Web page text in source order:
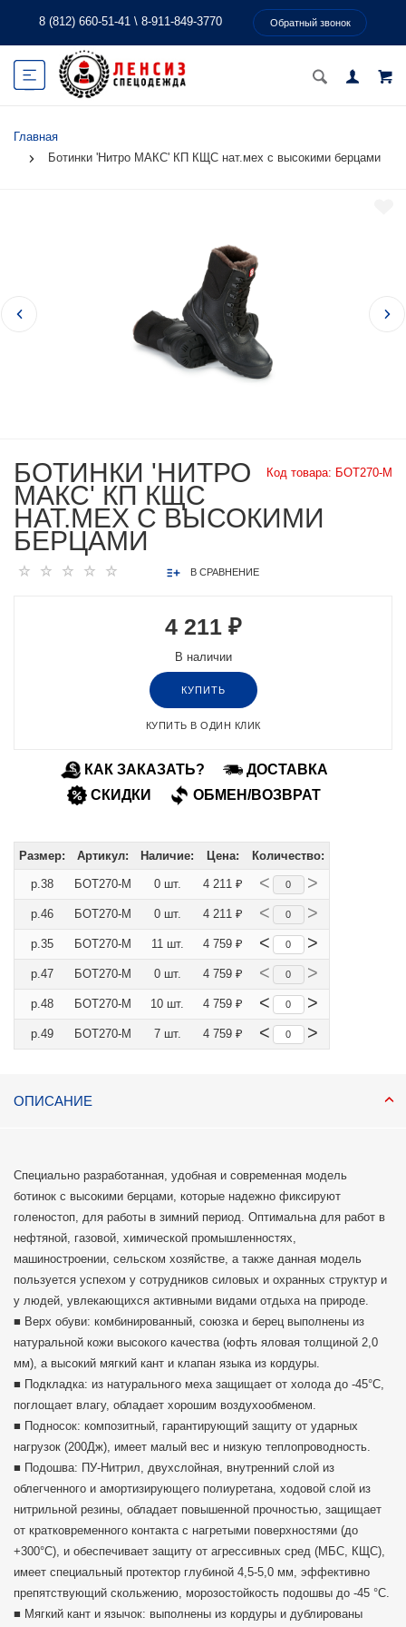
8 (812) 660-51-41 \ 8-911-849-3770 Обратный звонок
Главная
Ботинки 'Нитро МАКС' КП КЩС нат.мех с высокими берцами
Код товара: БОТ270-М
БОТИНКИ 'НИТРО
МАКС' КП КЩС
НАТ.МЕХ С ВЫСОКИМИ
БЕРЦАМИ
В СРАВНЕНИЕ
4 211 ₽
В наличии
КУПИТЬ
КУПИТЬ В ОДИН КЛИК
КАК ЗАКАЗАТЬ?
ДОСТАВКА
СКИДКИ
ОБМЕН/ВОЗВРАТ
Размер: Артикул: Наличие: Цена: Количество:
р.38 БОТ270-М 0 шт. 4 211 ₽ < >
р.46 БОТ270-М 0 шт. 4 211 ₽ < >
р.35 БОТ270-М 11 шт. 4 759 ₽ < >
р.47 БОТ270-М 0 шт. 4 759 ₽ < >
р.48 БОТ270-М 10 шт. 4 759 ₽ < >
р.49 БОТ270-М 7 шт. 4 759 ₽ < >
ОПИСАНИЕ
Специально разработанная, удобная и современная модель
ботинок с высокими берцами, которые надежно фиксируют
голеностоп, для работы в зимний период. Оптимальна для работ в
нефтяной, газовой, химической промышленностях,
машиностроении, сельском хозяйстве, а также данная модель
пользуется успехом у сотрудников силовых и охранных структур и
у людей, увлекающихся активными видами отдыха на природе.
■ Верх обуви: комбинированный, союзка и берец выполнены из
натуральной кожи высокого качества (юфть яловая толщиной 2,0
мм), а высокий мягкий кант и клапан языка из кордуры.
■ Подкладка: из натурального меха защищает от холода до -45°С,
поглощает влагу, обладает хорошим воздухообменом.
■ Подносок: композитный, гарантирующий защиту от ударных
нагрузок (200Дж), имеет малый вес и низкую теплопроводность.
■ Подошва: ПУ-Нитрил, двухслойная, внутренний слой из
облегченного и амортизирующего полиуретана, ходовой слой из
нитрильной резины, обладает повышенной прочностью, защищает
от кратковременного контакта с нагретыми поверхностями (до
+300°С), и обеспечивает защиту от агрессивных сред (МБС, КЩС),
имеет специальный протектор глубиной 4,5-5,0 мм, эффективно
препятствующий скольжению, морозостойкость подошвы до -45 °С.
■ Мягкий кант и язычок: выполнены из кордуры и дублированы